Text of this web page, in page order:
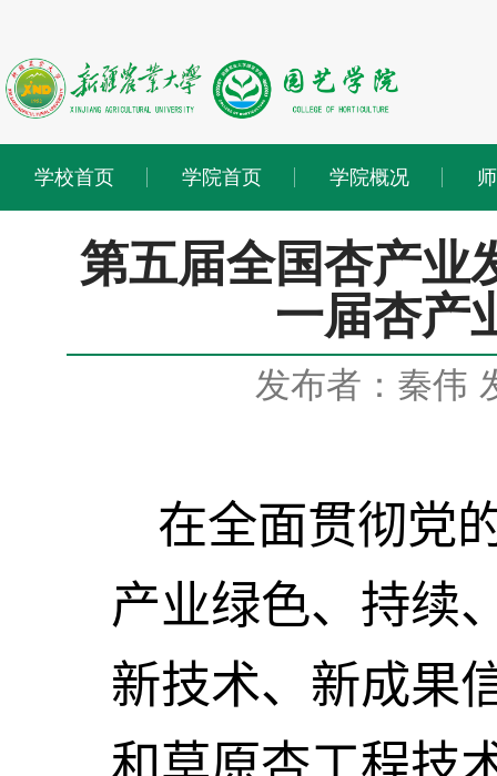
学校首页 学院首页 学院概况
第五届全国杏产业
一届杏产
发布者：秦伟
在全面贯彻党
产业绿色、持续
新技术、新成果